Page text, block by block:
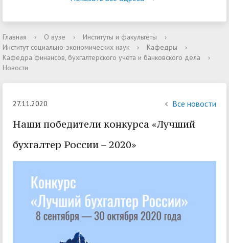
Главная › О вузе › Институты и факультеты
›
Институт социально-экономических наук
› Кафедры
›
Кафедра финансов, бухгалтерского учета и банковского дела
›
Новости
27.11.2020 Все новости
Наши победители конкурса «Лучший
бухгалтер России – 2020»